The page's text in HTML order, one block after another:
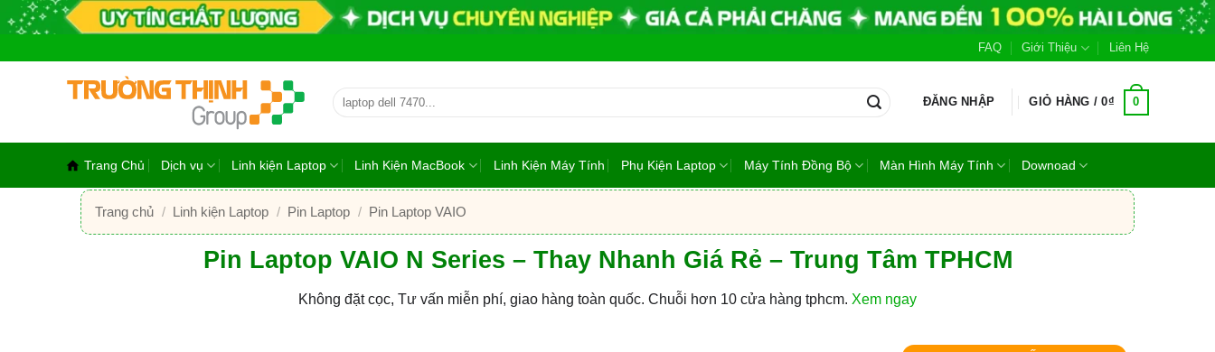
qua
FAQ Giới Thiệu Liên Hệ
Tìm
kiếm:
ĐĂNG NHẬP GIỎ HÀNG /0₫ 0
Trang Chủ Dịch vụ Linh kiện Laptop Linh Kiện MacBook Linh Kiện Máy Tính Phụ Kiện Laptop Máy Tính Đồng Bộ Màn Hình Máy Tính Downoad
Trang chủ / Linh kiện Laptop / Pin Laptop / Pin Laptop VAIO
Pin Laptop VAIO N Series – Thay Nhanh Giá Rẻ – Trung Tâm TPHCM
Không đặt cọc, Tư vấn miễn phí, giao hàng toàn quốc. Chuỗi hơn 10 cửa hàng tphcm. Xem ngay